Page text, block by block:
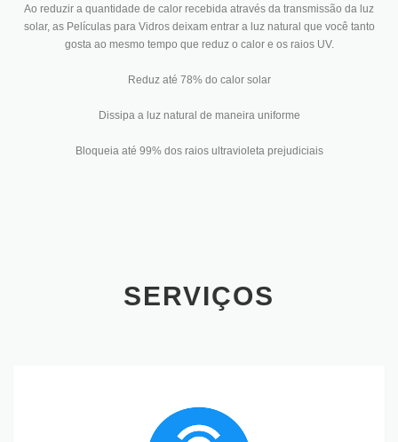
Ao reduzir a quantidade de calor recebida através da transmissão da luz
solar, as Películas para Vidros deixam entrar a luz natural que você tanto
gosta ao mesmo tempo que reduz o calor e os raios UV.
Reduz até 78% do calor solar
Dissipa a luz natural de maneira uniforme
Bloqueia até 99% dos raios ultravioleta prejudiciais
SERVIÇOS